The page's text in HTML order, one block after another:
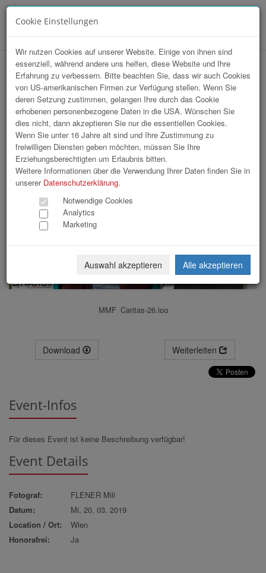
hr-lounge Ost zu Gast bei Caritas
Erzdiözese Wien
MMF_Caritas-26.jpg
Download Weiterleiten
Event-Infos
Für dieses Event ist keine Beschreibung verfügbar!
Event Details
Fotograf:
FLENER Mili
Datum:
Mi, 20. 03. 2019
Location / Ort:
Wien
Honorafrei:
Ja
Cookie Einstellungen
Wir nutzen Cookies auf unserer Website. Einige von ihnen sind
essenziell, während andere uns helfen, diese Website und Ihre
Erfahrung zu verbessern. Bitte beachten Sie, dass wir auch Cookies
von US-amerikanischen Firmen zur Verfügung stellen. Wenn Sie
deren Setzung zustimmen, gelangen Ihre durch das Cookie
erhobenen personenbezogene Daten in die USA. Wünschen Sie
dies nicht, dann akzeptieren Sie nur die essentiellen Cookies.
Wenn Sie unter 16 Jahre alt sind und Ihre Zustimmung zu
freiwilligen Diensten geben möchten, müssen Sie Ihre
Erziehungsberechtigten um Erlaubnis bitten.
Weitere Informationen über die Verwendung Ihrer Daten finden Sie in
unserer Datenschutzerklärung.
Notwendige Cookies
Analytics
Marketing
Auswahl akzeptieren Alle akzeptieren